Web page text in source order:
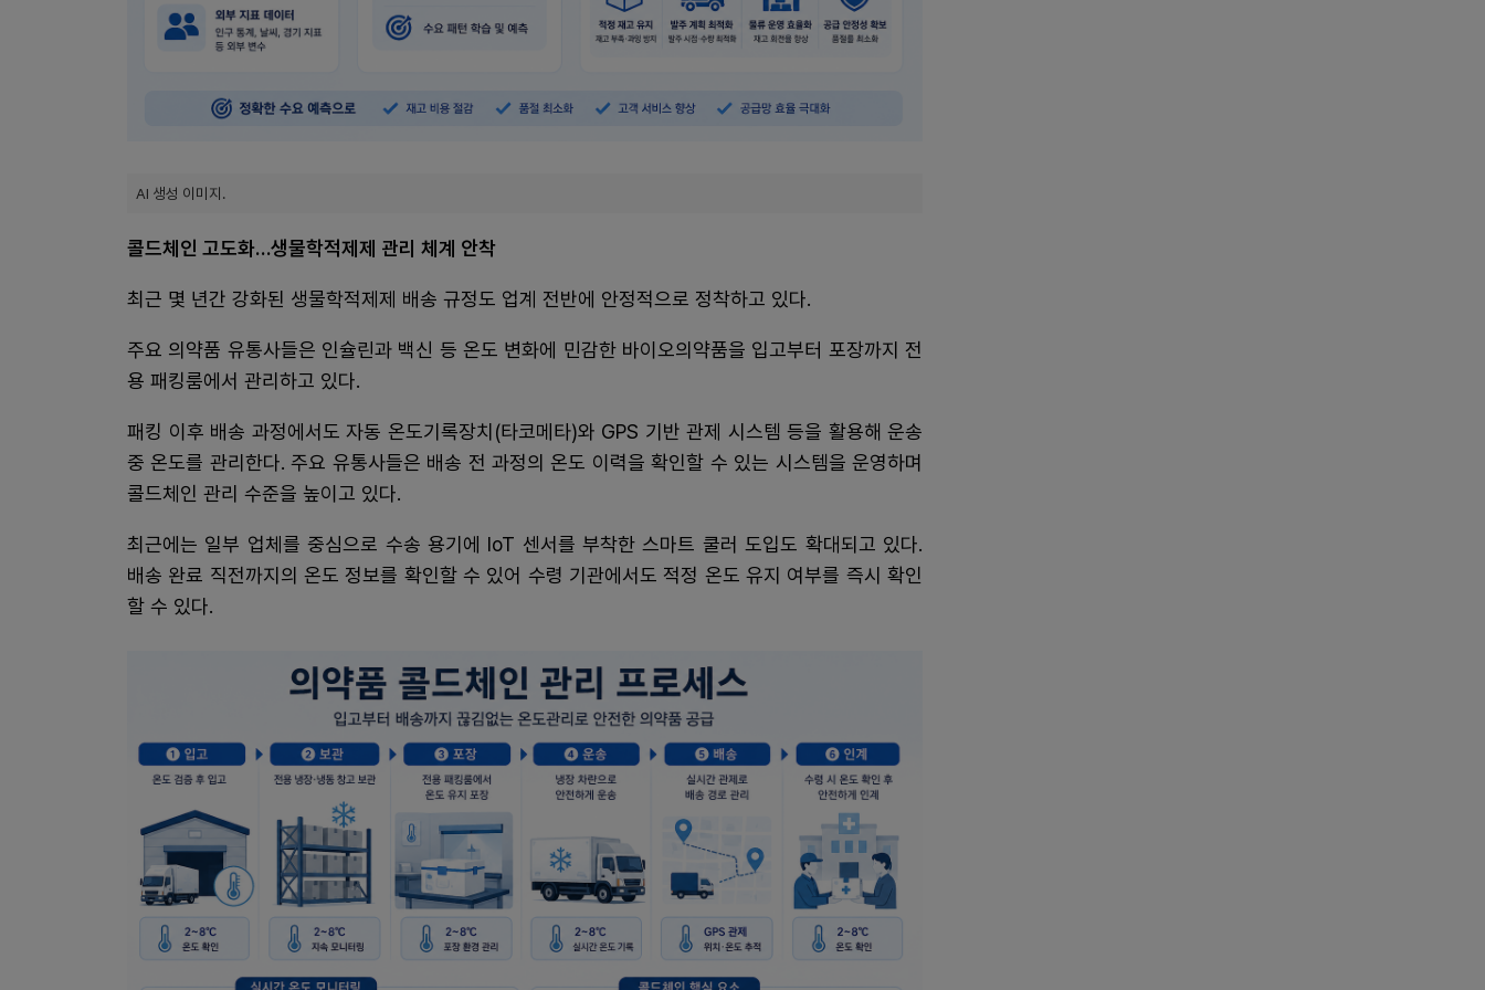
AI 생성 이미지.
콜드체인 고도화…생물학적제제 관리 체계 안착
최근 몇 년간 강화된 생물학적제제 배송 규정도 업계 전반에 안정적으로 정착하고 있다.
주요 의약품 유통사들은 인슐린과 백신 등 온도 변화에 민감한 바이오의약품을 입고부터 포장까지 전
용 패킹룸에서 관리하고 있다.
패킹 이후 배송 과정에서도 자동 온도기록장치(타코메타)와 GPS 기반 관제 시스템 등을 활용해 운송
중 온도를 관리한다. 주요 유통사들은 배송 전 과정의 온도 이력을 확인할 수 있는 시스템을 운영하며
콜드체인 관리 수준을 높이고 있다.
최근에는 일부 업체를 중심으로 수송 용기에 IoT 센서를 부착한 스마트 쿨러 도입도 확대되고 있다.
배송 완료 직전까지의 온도 정보를 확인할 수 있어 수령 기관에서도 적정 온도 유지 여부를 즉시 확인
할 수 있다.